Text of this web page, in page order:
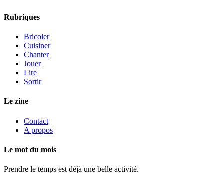
Rubriques
Bricoler
Cuisiner
Chanter
Jouer
Lire
Sortir
Le zine
Contact
A propos
Le mot du mois
Prendre le temps est déjà une belle activité.